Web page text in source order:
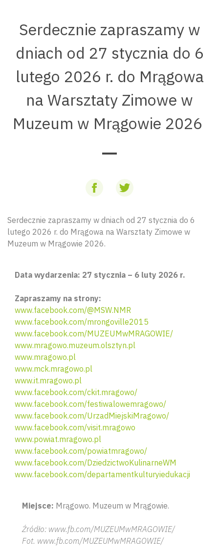
Serdecznie zapraszamy w
dniach od 27 stycznia do 6
lutego 2026 r. do Mrągowa
na Warsztaty Zimowe w
Muzeum w Mrągowie 2026
Serdecznie zapraszamy w dniach od 27 stycznia do 6
lutego 2026 r. do Mrągowa na Warsztaty Zimowe w
Muzeum w Mrągowie 2026.
Data wydarzenia: 27 stycznia – 6 luty 2026 r.
Zapraszamy na strony:
www.facebook.com/@MSW.NMR
www.facebook.com/mrongoville2015
www.facebook.com/MUZEUMwMRAGOWIE/
www.mragowo.muzeum.olsztyn.pl
www.mragowo.pl
www.mck.mragowo.pl
www.it.mragowo.pl
www.facebook.com/ckit.mragowo/
www.facebook.com/festiwalowemragowo/
www.facebook.com/UrzadMiejskiMragowo/
www.facebook.com/visit.mragowo
www.powiat.mragowo.pl
www.facebook.com/powiatmragowo/
www.facebook.com/DziedzictwoKulinarneWM
www.facebook.com/departamentkulturyiedukacji
Miejsce: Mrągowo. Muzeum w Mrągowie.
Źródło: www.fb.com/MUZEUMwMRAGOWIE/
Fot. www.fb.com/MUZEUMwMRAGOWIE/